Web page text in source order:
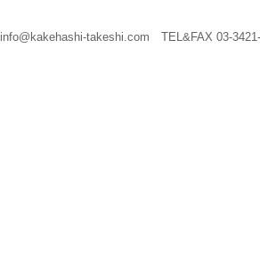
info@kakehashi-takeshi.com TEL&FAX 03-3421-